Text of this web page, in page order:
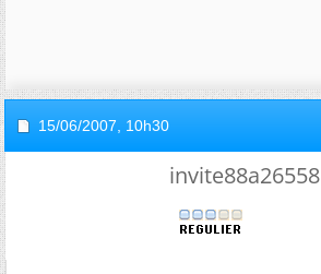
15/06/2007, 10h30
invite88a26558